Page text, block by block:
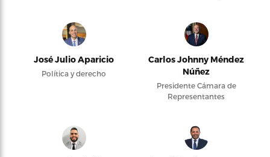
José Julio Aparicio
Política y derecho
Carlos Johnny Méndez
Núñez
Presidente Cámara de
Representantes